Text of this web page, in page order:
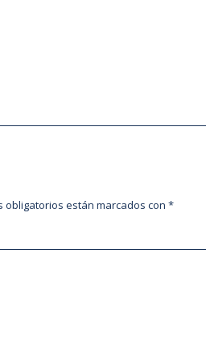
obligatorios están marcados con *